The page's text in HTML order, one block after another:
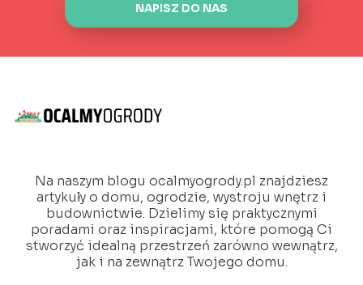
NAPISZ DO NAS
Na naszym blogu ocalmyogrody.pl znajdziesz
artykuły o domu, ogrodzie, wystroju wnętrz i
budownictwie. Dzielimy się praktycznymi
poradami oraz inspiracjami, które pomogą Ci
stworzyć idealną przestrzeń zarówno wewnątrz,
jak i na zewnątrz Twojego domu.